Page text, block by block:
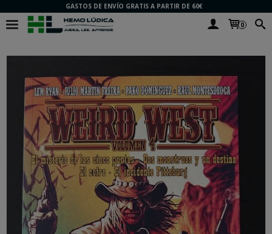
GASTOS DE ENVÍO GRATIS A PARTIR DE 60€
0